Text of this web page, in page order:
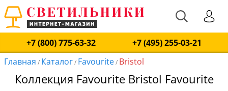
+7 (800) 775-63-32
+7 (495) 255-03-21
Главная / Каталог/ Favourite/ Bristol
Коллекция Favourite Bristol Favourite